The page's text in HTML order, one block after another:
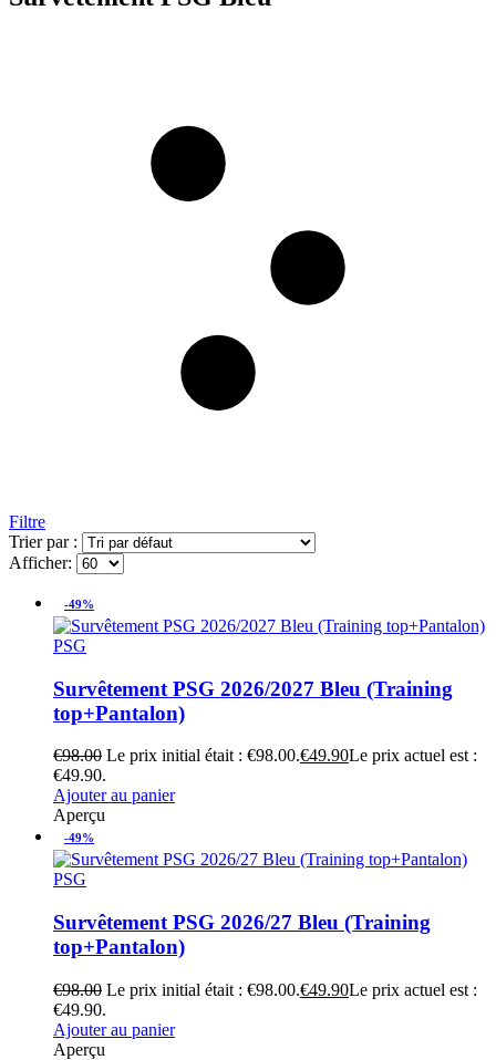
Filtre
Trier par :
Afficher:
-49%
PSG
Survêtement PSG 2026/2027 Bleu (Training
top+Pantalon)
€98.00 Le prix initial était : €98.00.€49.90Le prix actuel est :
€49.90.
Ajouter au panier
Aperçu
-49%
PSG
Survêtement PSG 2026/27 Bleu (Training
top+Pantalon)
€98.00 Le prix initial était : €98.00.€49.90Le prix actuel est :
€49.90.
Ajouter au panier
Aperçu